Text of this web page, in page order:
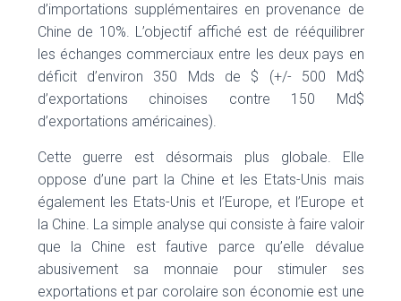
d’importations supplémentaires en provenance de
Chine de 10%. L’objectif affiché est de rééquilibrer
les échanges commerciaux entre les deux pays en
déficit d’environ 350 Mds de $ (+/- 500 Md$
d’exportations chinoises contre 150 Md$
d’exportations américaines).
Cette guerre est désormais plus globale. Elle
oppose d’une part la Chine et les Etats-Unis mais
également les Etats-Unis et l’Europe, et l’Europe et
la Chine. La simple analyse qui consiste à faire valoir
que la Chine est fautive parce qu’elle dévalue
abusivement sa monnaie pour stimuler ses
exportations et par corolaire son économie est une